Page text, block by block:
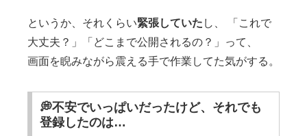
というか、それくらい緊張していた し、 「これで
大丈夫？」「どこまで公開されるの？」って、
画面を睨みながら震える手で作業してた気がする。
💭不安でいっぱいだったけど、それでも
登録したのは…